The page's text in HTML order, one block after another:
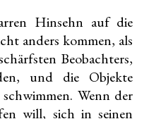
Hinsehn auf die
anders kommen, als
Beobachters,
und die Objekte
Wenn der
will, sich in seinen